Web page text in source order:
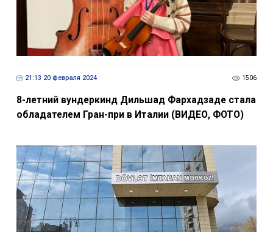
21:13 20 февраля 2024 1506
8-летний вундеркинд Дильшад Фархадзаде стала
обладателем Гран-при в Италии (ВИДЕО, ФОТО)